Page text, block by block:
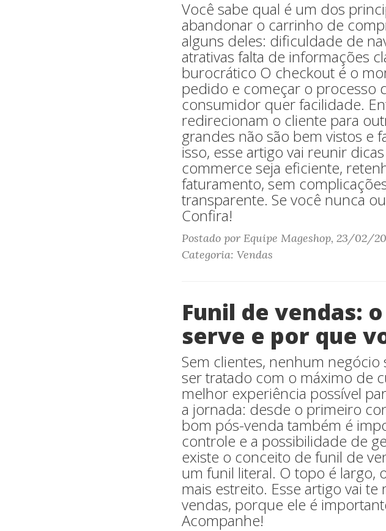
Você sabe qual é um dos
abandonar o carrinho de
alguns deles: dificuldade de
atrativas falta de informações
burocrático O checkout é o
pedido e começar o processo
consumidor quer facilidade.
redirecionam o cliente para
grandes não são bem vistos e
isso, esse artigo vai reunir
commerce seja eficiente,
faturamento, sem
transparente. Se você nunca
Confira!
Postado por Equipe Mageshop, 23/02/
Categoria: Vendas
Funil de vendas:
serve e por que
Sem clientes, nenhum
ser tratado com o máximo de
melhor experiência possível
a jornada: desde o primeiro
bom pós-venda também é
controle e a possibilidade de
existe o conceito de funil de
um funil literal. O topo é largo,
mais estreito. Esse artigo vai
vendas, porque ele é
Acompanhe!